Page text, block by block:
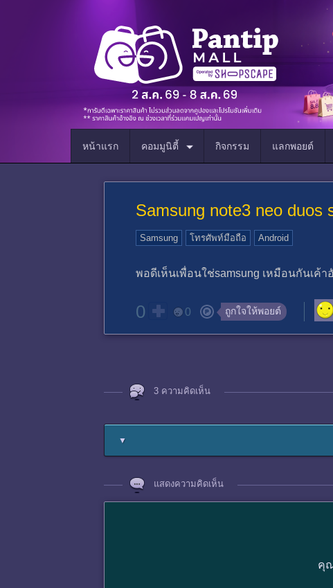
หน้าแรก คอมมูนิตี้ กิจกรรม แลกพอยต์
Samsung note3 neo
Samsung โทรศัพท์มือถือ Android
พอดีเห็นเพื่อนใช่samsung เหมือนกันเค้
0 0 ถูกใจให้พอยต์
3 ความคิดเห็น
▼
แสดงความคิดเห็น
คุ